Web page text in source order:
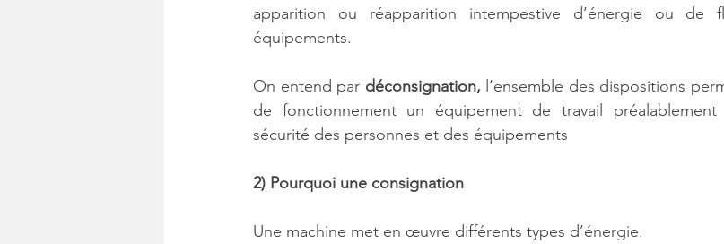
apparition ou réapparition intempestive d’énergie ou de
équipements.
On entend par déconsignation, l’ensemble des dispositions
de fonctionnement un équipement de travail
sécurité des personnes et des équipements
2) Pourquoi une consignation
Une machine met en œuvre différents types d’énergie.